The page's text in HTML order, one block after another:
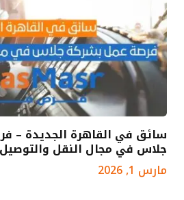
سائق في القاهرة الجديدة –
جلاس في مجال النقل والتوصيل
مارس 1, 2026